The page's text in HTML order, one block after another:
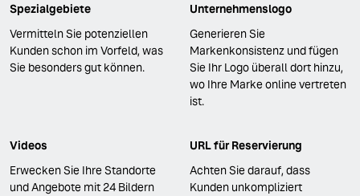
Spezialgebiete
Vermitteln Sie potenziellen
Kunden schon im Vorfeld, was
Sie besonders gut können.
Unternehmenslogo
Generieren Sie
Markenkonsistenz und fügen
Sie Ihr Logo überall dort hinzu,
wo Ihre Marke online vertreten
ist.
Videos
Erwecken Sie Ihre Standorte
und Angebote mit 24 Bildern
URL für Reservierung
Achten Sie darauf, dass
Kunden unkompliziert